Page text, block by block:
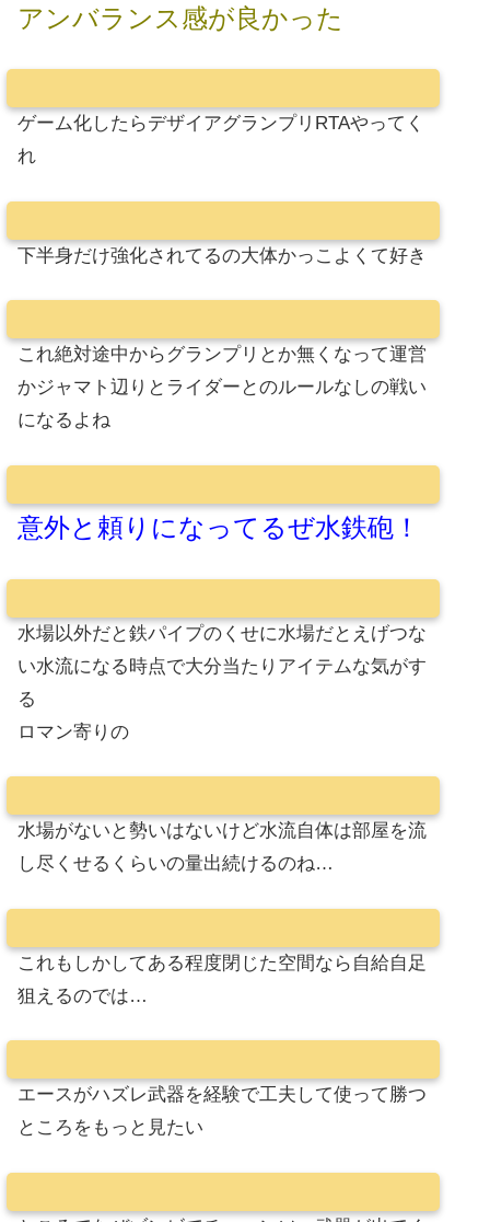
アンバランス感が良かった
ゲーム化したらデザイアグランプリRTAやってく
れ
下半身だけ強化されてるの大体かっこよくて好き
これ絶対途中からグランプリとか無くなって運営
かジャマト辺りとライダーとのルールなしの戦い
になるよね
意外と頼りになってるぜ水鉄砲！
水場以外だと鉄パイプのくせに水場だとえげつな
い水流になる時点で大分当たりアイテムな気がす
る
ロマン寄りの
水場がないと勢いはないけど水流自体は部屋を流
し尽くせるくらいの量出続けるのね…
これもしかしてある程度閉じた空間なら自給自足
狙えるのでは…
エースがハズレ武器を経験で工夫して使って勝つ
ところをもっと見たい